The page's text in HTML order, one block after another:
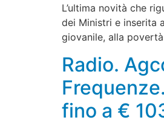
L’ultima novità che
dei Ministri e inserita
giovanile, alla
Radio.
fino a €